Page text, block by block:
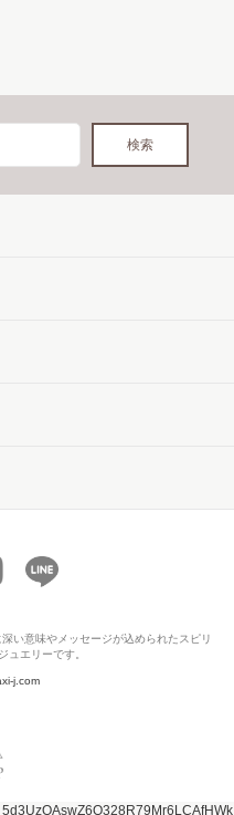
い意味やメッセージが込められたスピリ
ュエリーです。
j.com